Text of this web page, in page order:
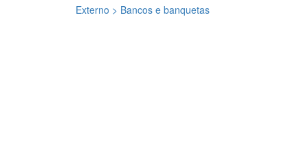
Externo > Bancos e banquetas